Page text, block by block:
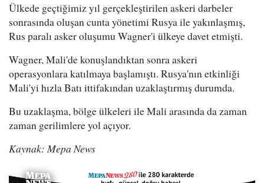
Ülkede geçtiğimiz yıl gerçekleştirilen askeri darbeler
sonrasında oluşan cunta yönetimi Rusya ile yakınlaşmış,
Rus paralı asker oluşumu Wagner'i ülkeye davet etmişti.
Wagner, Mali'de konuşlandıktan sonra askeri
operasyonlara katılmaya başlamıştı. Rusya'nın etkinliği
Mali'yi hızla Batı ittifakından uzaklaştırmış durumda.
Bu uzaklaşma, bölge ülkeleri ile Mali arasında da zaman
zaman gerilimlere yol açıyor.
Kaynak: Mepa News